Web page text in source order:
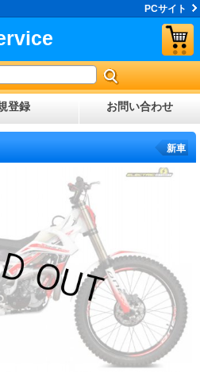
PCサイト
登録 お問い合わせ
新車